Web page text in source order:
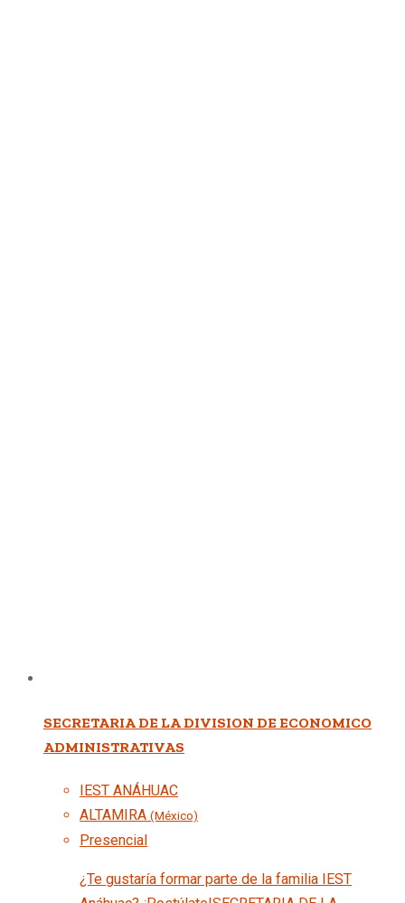
SECRETARIA DE LA DIVISION DE ECONOMICO
ADMINISTRATIVAS
IEST ANÁHUAC
ALTAMIRA (México)
Presencial
¿Te gustaría formar parte de la familia IEST